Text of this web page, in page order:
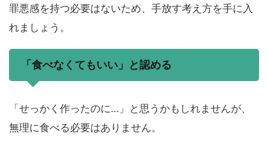
罪悪感を持つ必要はないため、手放す考え方を手に入
れましょう。
「食べなくてもいい」と認める
「せっかく作ったのに…」と思うかもしれませんが、
無理に食べる必要はありません。